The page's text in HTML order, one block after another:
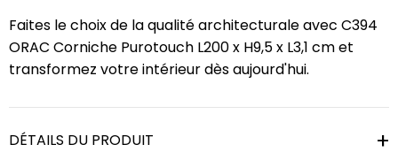
Faites le choix de la qualité architecturale avec C394
ORAC Corniche Purotouch L200 x H9,5 x L3,1 cm et
transformez votre intérieur dès aujourd'hui.
DÉTAILS DU PRODUIT